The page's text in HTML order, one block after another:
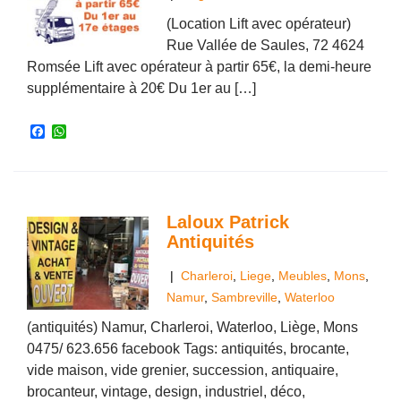
(Location Lift avec opérateur)
Rue Vallée de Saules, 72 4624
Romsée Lift avec opérateur à partir 65€, la demi-heure
supplémentaire à 20€ Du 1er au […]
F
o
k
p
p
Laloux Patrick
Antiquités
| Charleroi, Liege, Meubles, Mons,
Namur, Sambreville, Waterloo
(antiquités) Namur, Charleroi, Waterloo, Liège, Mons
0475/ 623.656 facebook Tags: antiquités, brocante,
vide maison, vide grenier, succession, antiquaire,
brocanteur, vintage, design, industriel, déco,